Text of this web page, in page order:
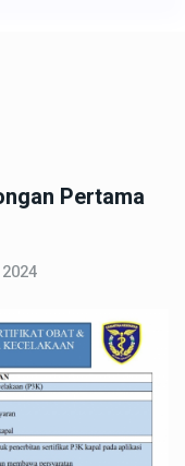
Pertama